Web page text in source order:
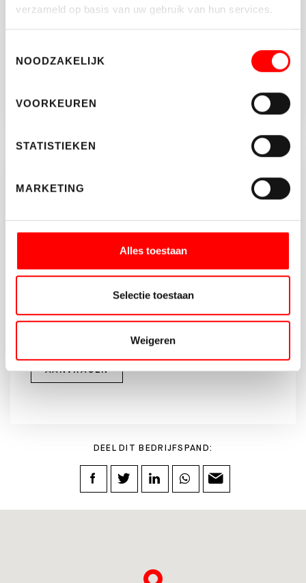
verzameld op basis van uw gebruik van hun services.
NOODZAKELIJK
VOORKEUREN
STATISTIEKEN
MARKETING
Alles toestaan
Selectie toestaan
Weigeren
030-662 22 55
Vul onderstaande gegeven in en download de
brochure van dit object.
AANVRAGEN
DEEL DIT BEDRIJFSPAND: